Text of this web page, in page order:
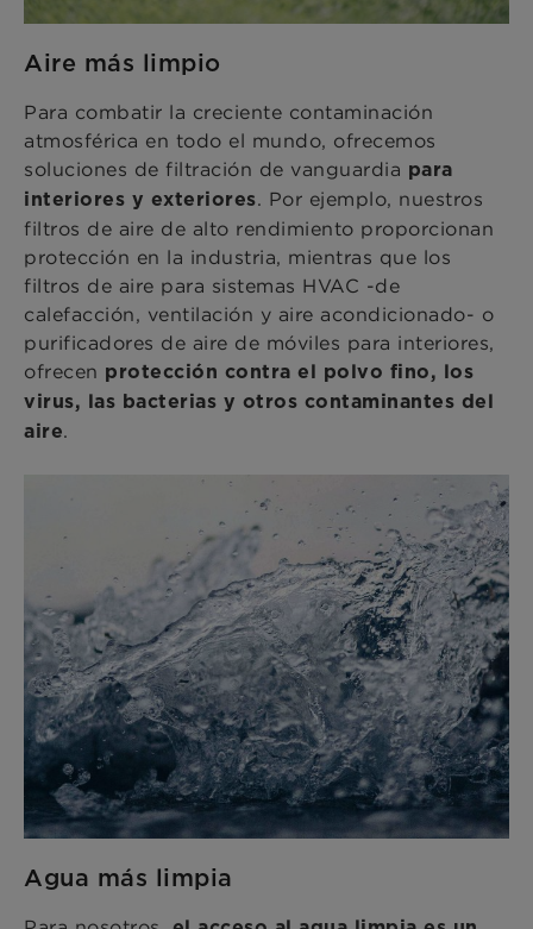
Aire más limpio
Para combatir la creciente contaminación
atmosférica en todo el mundo, ofrecemos
soluciones de filtración de vanguardia para
interiores y exteriores. Por ejemplo, nuestros
filtros de aire de alto rendimiento proporcionan
protección en la industria, mientras que los
filtros de aire para sistemas HVAC -de
calefacción, ventilación y aire acondicionado- o
purificadores de aire de móviles para interiores,
ofrecen protección contra el polvo fino, los
virus, las bacterias y otros contaminantes del
aire.
Agua más limpia